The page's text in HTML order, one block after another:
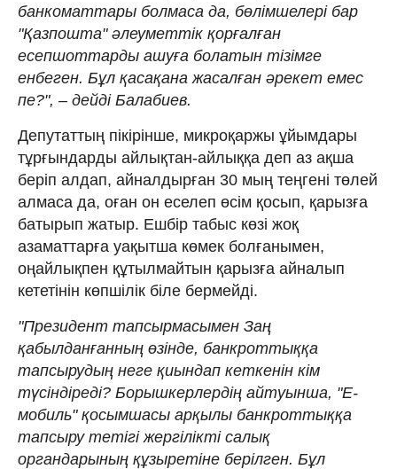
банкоматтары болмаса да, бөлімшелері бар
"Қазпошта" әлеуметтік қорғалған
есепшоттарды ашуға болатын тізімге
енбеген. Бұл қасақана жасалған әрекет емес
пе?", – дейді Балабиев.
Депутаттың пікірінше, микроқаржы ұйымдары
тұрғындарды айлықтан-айлыққа деп аз ақша
беріп алдап, айналдырған 30 мың теңгені төлей
алмаса да, оған он еселеп өсім қосып, қарызға
батырып жатыр. Ешбір табыс көзі жоқ
азаматтарға уақытша көмек болғанымен,
оңайлықпен құтылмайтын қарызға айналып
кететінін көпшілік біле бермейді.
"Президент тапсырмасымен Заң
қабылданғанның өзінде, банкроттыққа
тапсырудың неге қиындап кеткенін кім
түсіндіреді? Борышкерлердің айтуынша, "Е-
мобиль" қосымшасы арқылы банкроттыққа
тапсыру тетігі жергілікті салық
органдарының құзыретіне берілген. Бұл